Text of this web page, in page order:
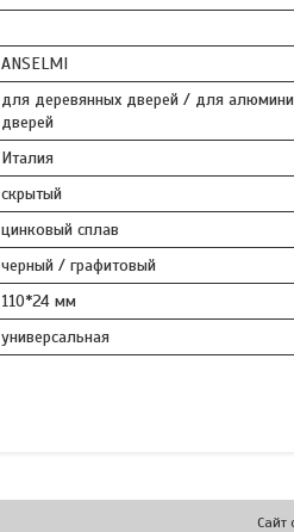
ANSELMI
для деревянных дверей / для
дверей
Италия
скрытый
цинковый сплав
черный / графитовый
110*24 мм
универсальная
Сайт